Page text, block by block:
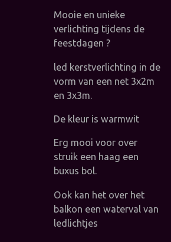
Mooie en unieke
verlichting tijdens de
feestdagen ?
led kerstverlichting in de
vorm van een net 3x2m
en 3x3m.
De kleur is warmwit
Erg mooi voor over
struik een haag een
buxus bol.
Ook kan het over het
balkon een waterval van
ledlichtjes